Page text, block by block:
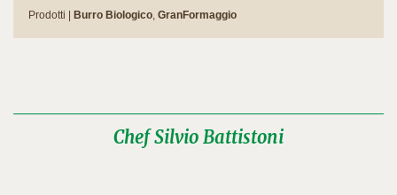
Prodotti | Burro Biologico GranFormaggio
Chef Silvio Battistoni